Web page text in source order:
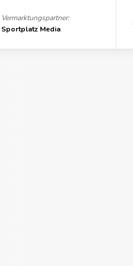
Vermarktungspartner:
Sportplatz Media